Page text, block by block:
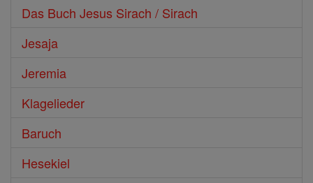
Das Buch Jesus Sirach / Sirach
Jesaja
Jeremia
Klagelieder
Baruch
Hesekiel